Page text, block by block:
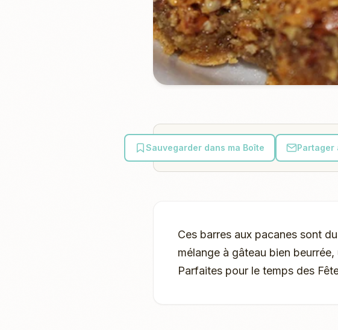
Sauvegarder dans ma Boîte Partager
Ces barres aux pacanes sont
mélange à gâteau bien
Parfaites pour le temps des